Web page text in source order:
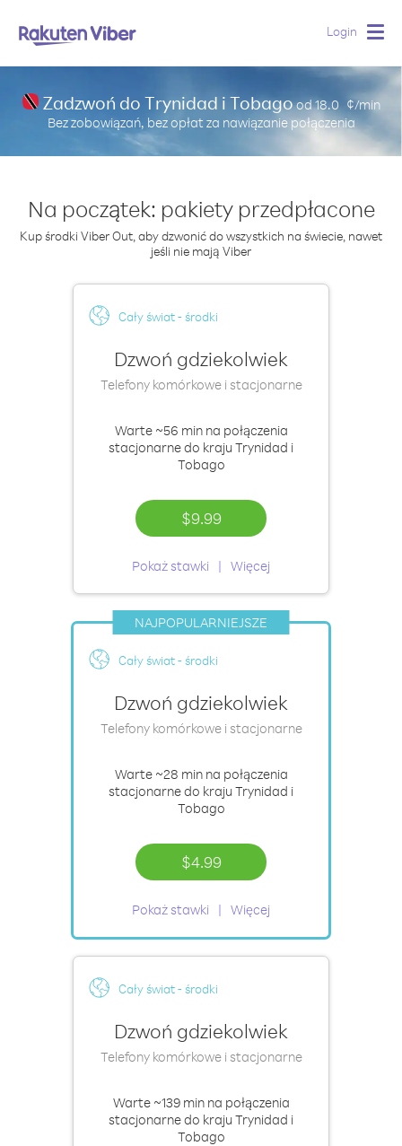
Login
Zadzwoń do Trynidad i Tobagood18.0 ¢/min
Bez zobowiązań, bez opłat za nawiązanie połączenia
Na początek: pakiety przedpłacone
Kup środki Viber Out, aby dzwonić do wszystkich na świecie, nawet
jeśli nie mają Viber
Cały świat - środki
Dzwoń gdziekolwiek
Telefony komórkowe i stacjonarne
Warte ~56 minna połączenia
stacjonarne do kraju Trynidad i
Tobago
$9.99
Pokaż stawki Więcej
NAJPOPULARNIEJSZE
Cały świat - środki
Dzwoń gdziekolwiek
Telefony komórkowe i stacjonarne
Warte ~28 minna połączenia
stacjonarne do kraju Trynidad i
Tobago
$4.99
Pokaż stawki Więcej
Cały świat - środki
Dzwoń gdziekolwiek
Telefony komórkowe i stacjonarne
Warte ~139 minna połączenia
stacjonarne do kraju Trynidad i
Tobago